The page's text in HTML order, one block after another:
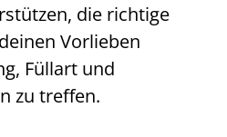
die richtige
Vorlieben
Füllart und
zu treffen.